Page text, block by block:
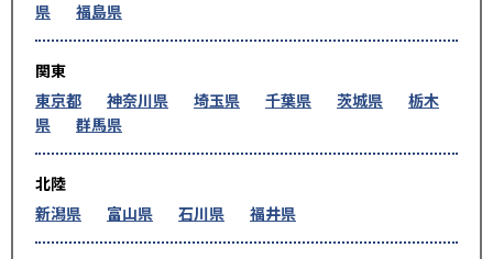
県
福島県
関東
東京都
神奈川県 埼玉県 千葉県 茨城県
栃木
県
群馬県
北陸
新潟県
富山県 石川県 福井県